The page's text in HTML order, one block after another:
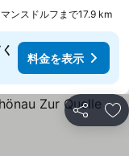
ンスドルフまで17.9 km
料金を表示
シェア お